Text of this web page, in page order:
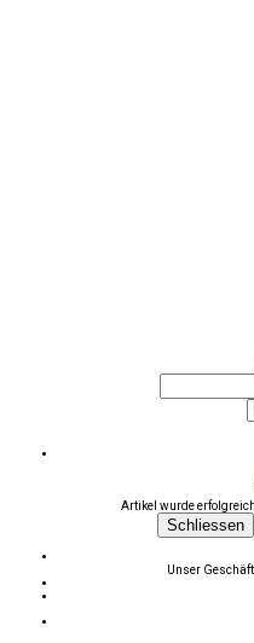
Artikel wurde
Schliessen
Unser Geschäft